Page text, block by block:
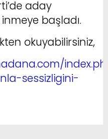
aday
başladı.
okuyabilirsiniz,
sessizligini-